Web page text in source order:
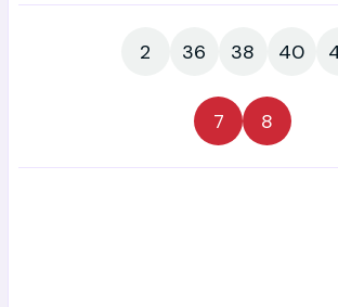
2 36 38 40
7 8